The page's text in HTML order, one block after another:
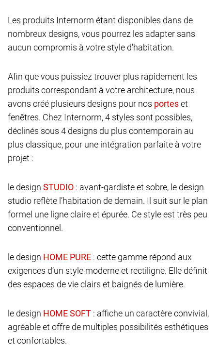
Les produits Internorm étant disponibles dans de
nombreux designs, vous pourrez les adapter sans
aucun compromis à votre style d'habitation.
Afin que vous puissiez trouver plus rapidement les
produits correspondant à votre architecture, nous
avons créé plusieurs designs pour nos
et
fenêtres. Chez Internorm, 4 styles sont possibles,
déclinés sous 4 designs du plus contemporain au
plus classique, pour une intégration parfaite à votre
projet :
le design
: avant-gardiste et sobre, le design
studio reflète l’habitation de demain. Il suit sur le plan
formel une ligne claire et épurée. Ce style est très peu
conventionnel.
le design
: cette gamme répond aux
exigences d’un style moderne et rectiligne. Elle définit
des espaces de vie clairs et baignés de lumière.
le design
: affiche un caractère convivial,
agréable et offre de multiples possibilités esthétiques
et confortables.